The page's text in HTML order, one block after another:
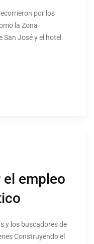
por los
la Zona
San José y el hotel
empleo
y los buscadores de
Construyendo el